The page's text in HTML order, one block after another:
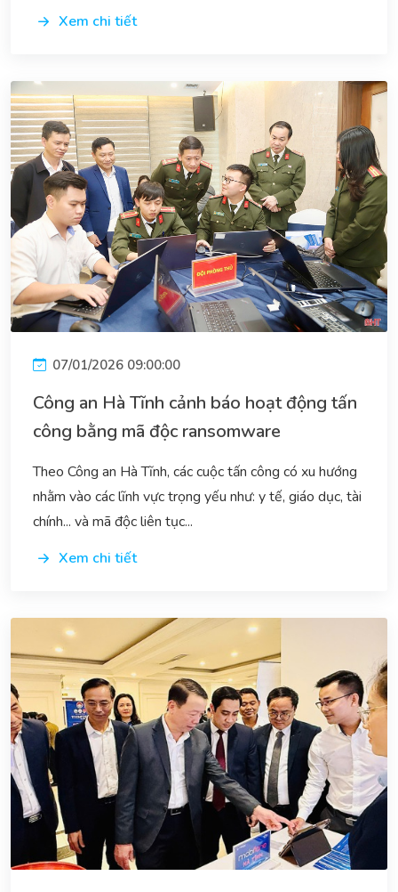
Xem chi tiết
07/01/2026 09:00:00
Công an Hà Tĩnh cảnh báo hoạt động tấn
công bằng mã độc ransomware
Theo Công an Hà Tĩnh, các cuộc tấn công có xu hướng
nhằm vào các lĩnh vực trọng yếu như: y tế, giáo dục, tài
chính... và mã độc liên tục...
Xem chi tiết